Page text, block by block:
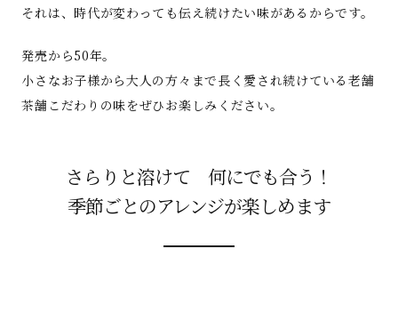
それは、時代が変わっても伝え続けたい味があるからです。
発売から50年。
小さなお子様から大人の方々まで長く愛され続けている老舗
茶舗こだわりの味をぜひお楽しみください。
さらりと溶けて 何にでも合う！
季節ごとのアレンジが楽しめます